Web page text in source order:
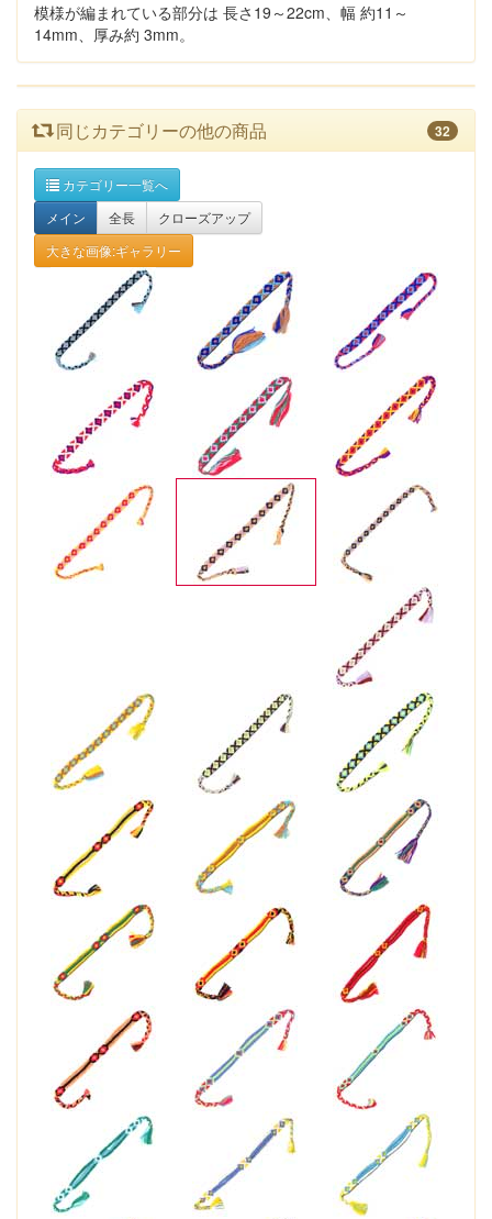
模様が編まれている部分は 長さ19～22cm、幅 約11～
14mm、厚み約 3mm。
同じカテゴリーの他の商品 32
カテゴリー一覧へ
メイン
全長
クローズアップ
大きな画像:ギャラリー